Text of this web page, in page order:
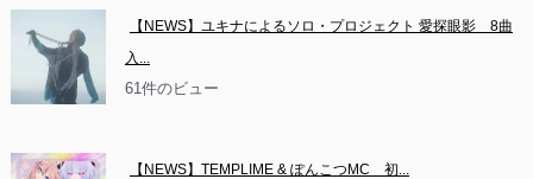
【NEWS】ユキナによるソロ・プロジェクト 愛探眼影　8曲
入...
61件のビュー
【NEWS】TEMPLIME & ぽんこつMC　初...